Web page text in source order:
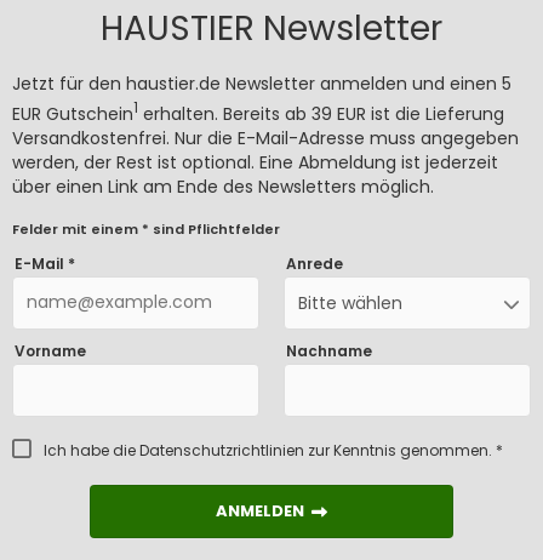
HAUSTIER Newsletter
Jetzt für den haustier.de Newsletter anmelden und einen 5
EUR Gutschein1 erhalten. Bereits ab 39 EUR ist die Lieferung
Versandkostenfrei. Nur die E-Mail-Adresse muss angegeben
werden, der Rest ist optional. Eine Abmeldung ist jederzeit
über einen Link am Ende des Newsletters möglich.
Felder mit einem * sind Pflichtfelder
E-Mail * Anrede
Bitte wählen
Vorname Nachname
Ich habe dieDatenschutzrichtlinien zur Kenntnis genommen. *
ANMELDEN
ANMELDEN